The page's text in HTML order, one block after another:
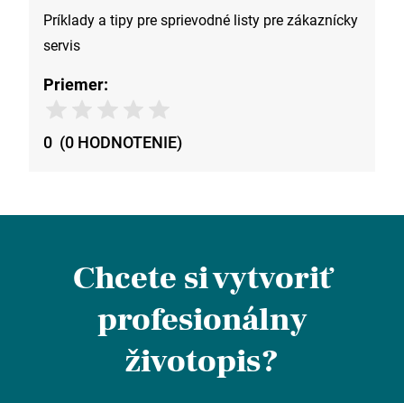
Príklady a tipy pre sprievodné listy pre zákaznícky
servis
Priemer:
0 (0 HODNOTENIE)
Chcete si vytvoriť
profesionálny
životopis?